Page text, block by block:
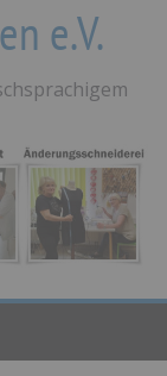
e.V.